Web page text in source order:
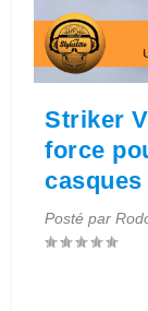
Striker
force
casques
Posté par